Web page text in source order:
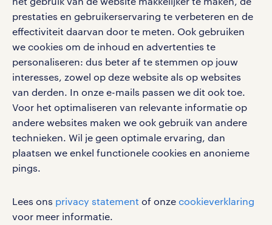
prestaties en gebruikerservaring te verbeteren en de
effectiviteit daarvan door te meten. Ook gebruiken
we cookies om de inhoud en advertenties te
personaliseren: dus beter af te stemmen op jouw
interesses, zowel op deze website als op websites
van derden. In onze e-mails passen we dit ook toe.
Voor het optimaliseren van relevante informatie op
andere websites maken we ook gebruik van andere
technieken. Wil je geen optimale ervaring, dan
plaatsen we enkel functionele cookies en anonieme
pings.
Lees ons privacy statement of onze cookieverklaring
voor meer informatie.
social media
Volg ons voor de leukste content omtrent
vacatures, solliciteren en inspiratie.
werken bij randstad
gebruikersvoorwaarden
privacystatement
cookies